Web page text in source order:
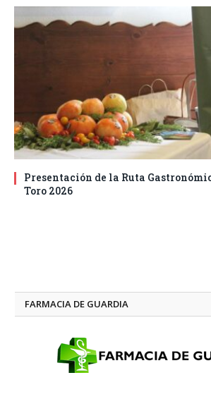
Presentación de la Ruta
Toro 2026
FARMACIA DE GUARDIA